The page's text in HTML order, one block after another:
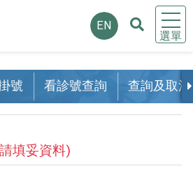
選單
EN
號 看診號查詢 查詢及取消
填妥資料)